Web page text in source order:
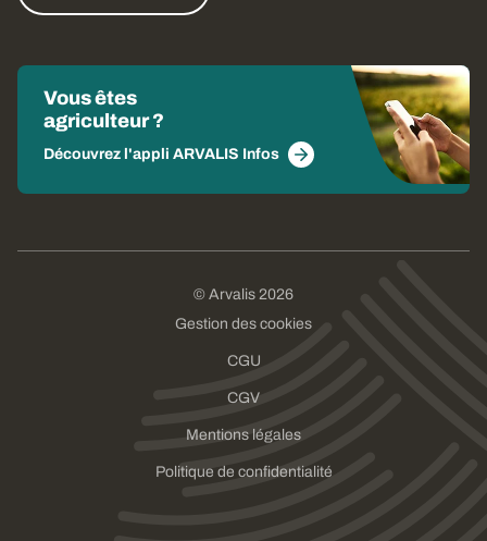
Vous êtes
agriculteur ?
Découvrez l'appli ARVALIS Infos
© Arvalis 2026
Gestion des cookies
CGU
CGV
Mentions légales
Politique de confidentialité